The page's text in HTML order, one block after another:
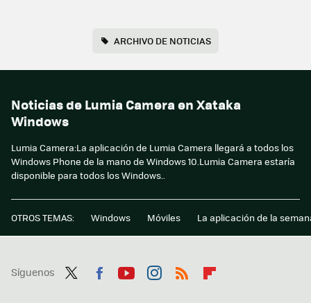
ARCHIVO DE NOTICIAS
Noticias de Lumia Camera en Xataka
Windows
Lumia Camera:La aplicación de Lumia Camera llegará a todos los
Windows Phone de la mano de Windows 10.Lumia Camera estaría
disponible para todos los Windows..
OTROS TEMAS: Windows Móviles La aplicación de la
Síguenos